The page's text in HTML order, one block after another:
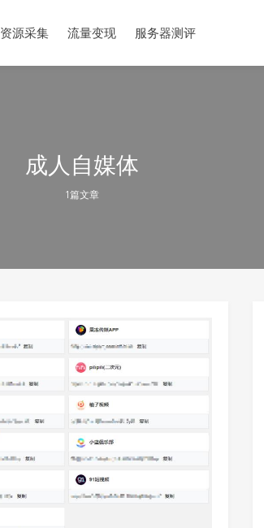
资源采集 流量变现 服务器测评
成人自媒体
1篇文章